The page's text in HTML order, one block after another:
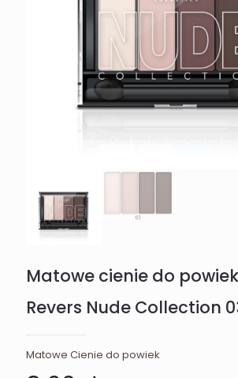
Matowe cienie do
Revers Nude Collection
Matowe Cienie do powiek